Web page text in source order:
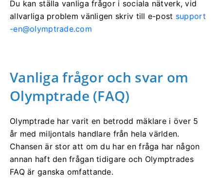
Du kan ställa vanliga frågor i sociala nätverk, vid
allvarliga problem vänligen skriv till e-post support
-en@olymptrade.com
Vanliga frågor och svar om
Olymptrade (FAQ)
Olymptrade har varit en betrodd mäklare i över 5
år med miljontals handlare från hela världen.
Chansen är stor att om du har en fråga har någon
annan haft den frågan tidigare och Olymptrades
FAQ är ganska omfattande.